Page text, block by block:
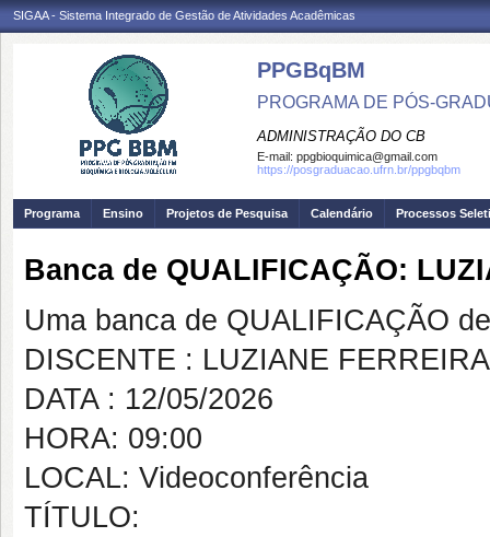
SIGAA - Sistema Integrado de Gestão de Atividades Acadêmicas
PPGBqBM
PROGRAMA DE PÓS-
ADMINISTRAÇÃO DO CB
E-mail: ppgbioquimica@gmail.com
https://posgraduacao.ufrn.br/ppgbqbm
Programa Ensino Projetos de Pesquisa Calendário Processos
Banca de QUALIFICAÇÃO:
Uma banca de QUALIFICAÇÃO
DISCENTE : LUZIANE
DATA : 12/05/2026
HORA: 09:00
LOCAL: Videoconferência
TÍTULO: